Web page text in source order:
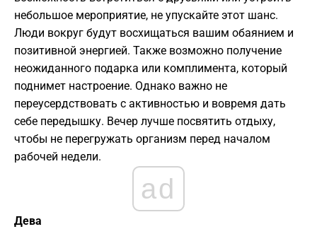
небольшое мероприятие, не упускайте этот шанс.
Люди вокруг будут восхищаться вашим обаянием и
позитивной энергией. Также возможно получение
неожиданного подарка или комплимента, который
поднимет настроение. Однако важно не
переусердствовать с активностью и вовремя дать
себе передышку. Вечер лучше посвятить отдыху,
чтобы не перегружать организм перед началом
рабочей недели.
ad
Дева